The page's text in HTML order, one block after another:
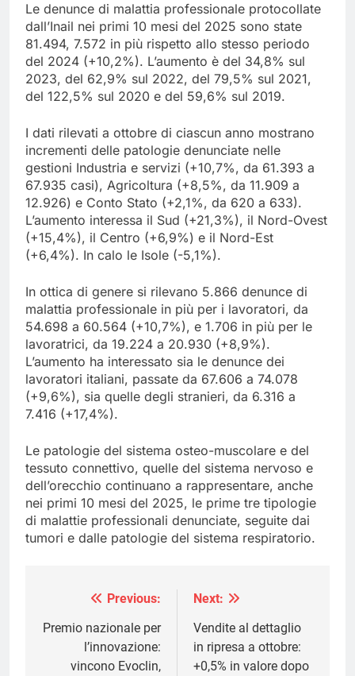
Le denunce di malattia professionale protocollate
dall’Inail nei primi 10 mesi del 2025 sono state
81.494, 7.572 in più rispetto allo stesso periodo
del 2024 (+10,2%). L’aumento è del 34,8% sul
2023, del 62,9% sul 2022, del 79,5% sul 2021,
del 122,5% sul 2020 e del 59,6% sul 2019.
I dati rilevati a ottobre di ciascun anno mostrano
incrementi delle patologie denunciate nelle
gestioni Industria e servizi (+10,7%, da 61.393 a
67.935 casi), Agricoltura (+8,5%, da 11.909 a
12.926) e Conto Stato (+2,1%, da 620 a 633).
L’aumento interessa il Sud (+21,3%), il Nord-Ovest
(+15,4%), il Centro (+6,9%) e il Nord-Est
(+6,4%). In calo le Isole (-5,1%).
In ottica di genere si rilevano 5.866 denunce di
malattia professionale in più per i lavoratori, da
54.698 a 60.564 (+10,7%), e 1.706 in più per le
lavoratrici, da 19.224 a 20.930 (+8,9%).
L’aumento ha interessato sia le denunce dei
lavoratori italiani, passate da 67.606 a 74.078
(+9,6%), sia quelle degli stranieri, da 6.316 a
7.416 (+17,4%).
Le patologie del sistema osteo-muscolare e del
tessuto connettivo, quelle del sistema nervoso e
dell’orecchio continuano a rappresentare, anche
nei primi 10 mesi del 2025, le prime tre tipologie
di malattie professionali denunciate, seguite dai
tumori e dalle patologie del sistema respiratorio.
Navigazione
articoli
Previous:
Premio nazionale per
l’innovazione:
vincono Evoclin,
Next:
Vendite al dettaglio
in ripresa a ottobre:
+0,5% in valore dopo